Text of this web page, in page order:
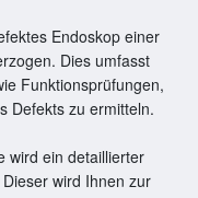
Endoskop einer
Dies umfasst
Funktionsprüfungen,
Defekts zu ermitteln.
wird ein detaillierter
wird Ihnen zur